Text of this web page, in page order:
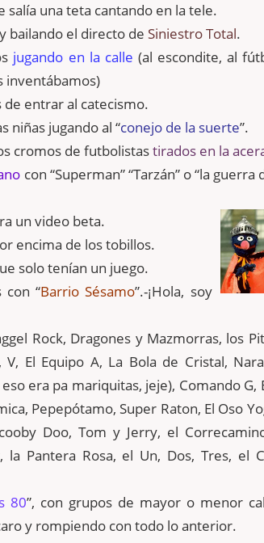
salía una teta cantando en la tele.
bailando el directo de Siniestro Total.
jugando en la calle (al escondite, al
inventábamos)
de entrar al catecismo.
niñas jugando al “conejo de la suerte”.
cromos de futbolistastirados en la
con “Superman” “Tarzán” o “la guerra
un video beta.
encima de los tobillos.
solo tenían un juego.
con “Barrio Sésamo”.-¡Hola, soy
Rock, Dragones y Mazmorras, los
El Equipo A, La Bola de Cristal,
era pa mariquitas, jeje), Comando G,
Pepepótamo, Super Raton, El Oso
Doo, Tom y Jerry, el
la Pantera Rosa, el Un, Dos, Tres, el
80”, con grupos de mayor o menor
y rompiendo con todo lo anterior.